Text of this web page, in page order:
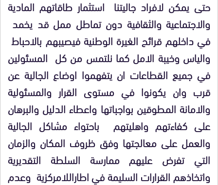
حتى يمكن لافراد جاليتنا استثمار طاقاتهم المادية
والاجتماعية والثقافية دون تماطل ممل قد يخمد
في داخلهم قرائح الغيرة الوطنية فيصيبهم بالاحباط
والياس وخيبة الامل كما نلتمس من كل المسئولين
في جميع القطاعات ان يتفهموا اوضاع الجالية عن
قرب وان يكونوا في مستوى القرار والمسئولية
والامانة المطوقين بواجباتها واعطاء الدليل والبرهان
على كفاءتهم واهليتهم باحتواء مشاكل الجالية
والعمل على معالجتها وفق ظروف المكان والزمان
التي تفرض عليهم ممارسة السلطة التقديرية
واتخاذهم القرارات السليمة في اطاراللامركزية وعدم